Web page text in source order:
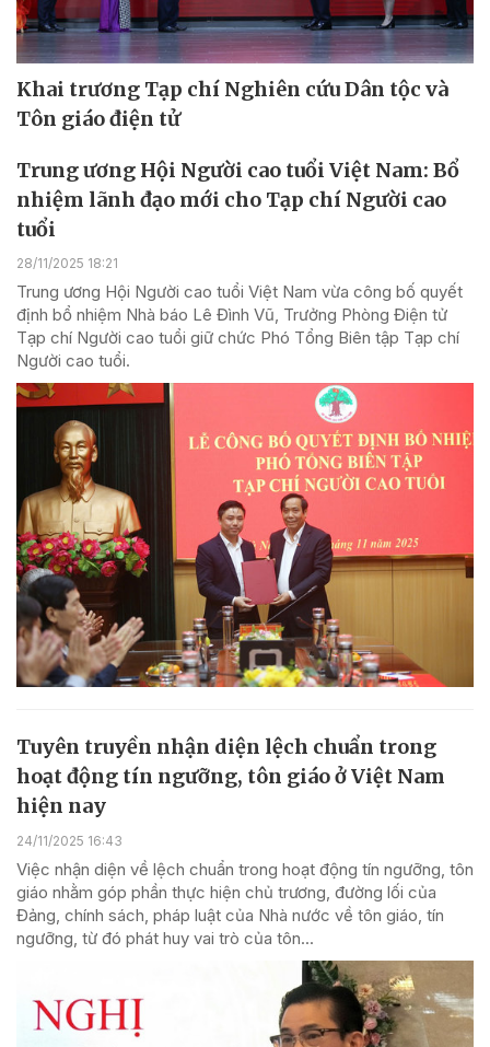
Khai trương Tạp chí Nghiên cứu Dân tộc và
Tôn giáo điện tử
Trung ương Hội Người cao tuổi Việt Nam: Bổ
nhiệm lãnh đạo mới cho Tạp chí Người cao
tuổi
28/11/2025 18:21
Trung ương Hội Người cao tuổi Việt Nam vừa công bố quyết
định bổ nhiệm Nhà báo Lê Đình Vũ, Trưởng Phòng Điện tử
Tạp chí Người cao tuổi giữ chức Phó Tổng Biên tập Tạp chí
Người cao tuổi.
Tuyên truyền nhận diện lệch chuẩn trong
hoạt động tín ngưỡng, tôn giáo ở Việt Nam
hiện nay
24/11/2025 16:43
Việc nhận diện về lệch chuẩn trong hoạt động tín ngưỡng, tôn
giáo nhằm góp phần thực hiện chủ trương, đường lối của
Đảng, chính sách, pháp luật của Nhà nước về tôn giáo, tín
ngưỡng, từ đó phát huy vai trò của tôn...